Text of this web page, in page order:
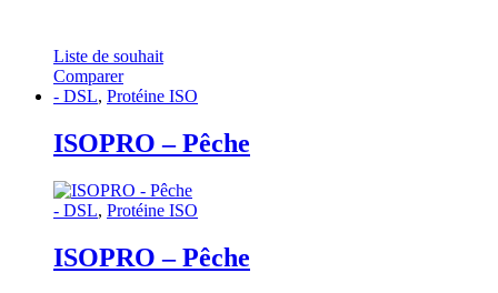
Liste de souhait
Comparer
- DSL, Protéine ISO
ISOPRO – Pêche
- DSL, Protéine ISO
ISOPRO – Pêche